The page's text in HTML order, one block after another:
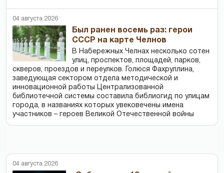
04 августа 2026
Был ранен восемь раз: герои
СССР на карте Челнов
В Набережных Челнах несколько сотен
улиц, проспектов, площадей, парков,
скверов, проездов и переулков. Голюся Фахруллина,
заведующая сектором отдела методической и
инновационной работы Централизованной
библиотечной системы составила библиогид по улицам
города, в названиях которых увековечены имена
участников – героев Великой Отечественной войны
04 августа 2026